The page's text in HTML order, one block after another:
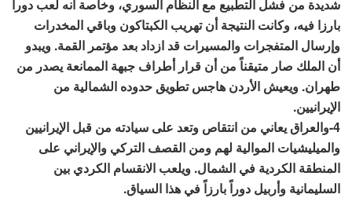
شديدة من فشل التطبيع مع النظام السوري، وخاصة أنه لعب دورا
بارزا فيه، وكانت النتيجة أن تهريب الكبتاكون وباقي المخدرات
وإرسال المتفجرات والمسيرات قد ازداد بعد مؤتمر القمة. ويبدو
أن الملك صار متيقناً من أن قرار أطراف جبهة الممانعة يصدر من
طهران. ويعيش الأردن هاجس تطويق حدوده الشمالية من
الإيرانيين.
4-والعراق يعاني من انتقاص وتعد على سيادته من قبل الإيرانيين
والميليشيات الموالية لهم ومن القصف التركي والإيراني على
المنطقة الكردية في الشمال. ويلعب الانقسام الكردي بين
السليمانية وأربيل دوراً بارزاً في هذا السياق.